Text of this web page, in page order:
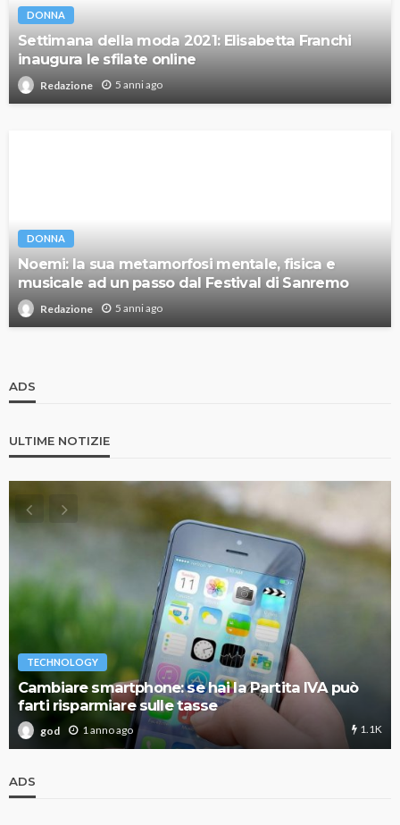
DONNA
Settimana della moda 2021: Elisabetta Franchi
inaugura le sfilate online
Redazione 5 anni ago
DONNA
Noemi: la sua metamorfosi mentale, fisica e
musicale ad un passo dal Festival di Sanremo
Redazione 5 anni ago
ADS
ULTIME NOTIZIE
TECHNOLOGY
Cambiare smartphone: se hai la Partita IVA può
farti risparmiare sulle tasse
god 1 anno ago 1.1K
ADS